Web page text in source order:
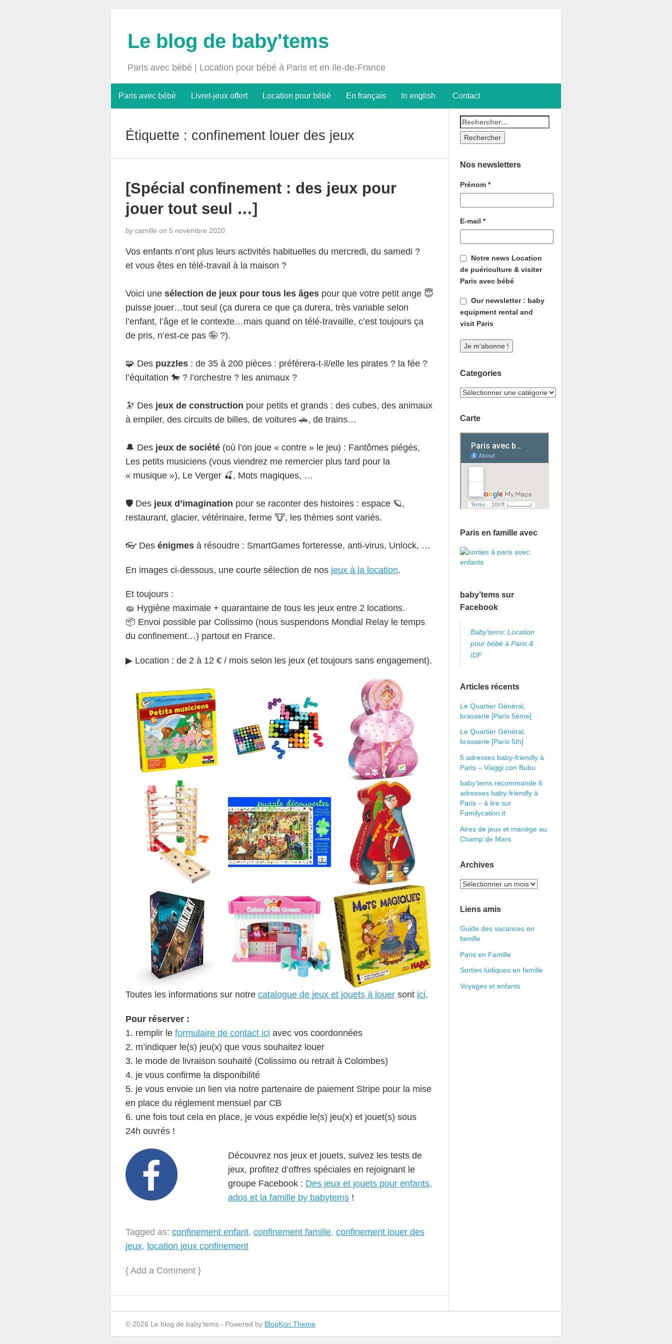
Le blog de baby'tems
Paris avec bébé | Location pour bébé à Paris et en Ile-de-France
Paris avec bébé Livret-jeux offert Location pour bébé En français In english Contact
Étiquette : confinement louer des jeux
[Spécial confinement : des jeux pour
jouer tout seul …]
bycamille on 5 novembre 2020
Vos enfants n’ont plus leurs activités habituelles du mercredi, du samedi ?
et vous êtes en télé-travail à la maison ?
Voici une sélection de jeux pour tous les âgespour que votre petit ange 😇
puisse jouer…tout seul (ça durera ce que ça durera, très variable selon
l’enfant, l’âge et le contexte…mais quand on télé-travaille, c’est toujours ça
de pris, n’est-ce pas 🤪 ?).
🧩 Des puzzles : de 35 à 200 pièces : préférera-t-il/elle les pirates ? la fée ?
l’équitation 🐎 ? l’orchestre ? les animaux ?
🔭 Des jeux de construction pour petits et grands : des cubes, des animaux
à empiler, des circuits de billes, de voitures 🚗, de trains…
🔔 Des jeux de société(où l’on joue « contre » le jeu) : Fantômes piégés,
Les petits musiciens (vous viendrez me remercier plus tard pour la
« musique »), Le Verger 🍒, Mots magiques, …
🛡 Des jeux d’imagination pour se raconter des histoires : espace 🪐,
restaurant, glacier, vétérinaire, ferme 🐮, les thèmes sont variés.
👓 Des énigmes à résoudre : SmartGames forteresse, anti-virus, Unlock, …
En images ci-dessous, une courte sélection de nos jeux à la location.
Et toujours :
🧽 Hygiène maximale + quarantaine de tous les jeux entre 2 locations.
📦 Envoi possible par Colissimo (nous suspendons Mondial Relay le temps
du confinement…) partout en France.
▶ Location : de 2 à 12 € / mois selon les jeux (et toujours sans engagement).
Toutes les informations sur notre catalogue de jeux et jouets à louersont ici.
Pour réserver :
1. remplir le formulaire de contact ici avec vos coordonnées
2. m’indiquer le(s) jeu(x) que vous souhaitez louer
3. le mode de livraison souhaité (Colissimo ou retrait à Colombes)
4. je vous confirme la disponibilité
5. je vous envoie un lien via notre partenaire de paiement Stripe pour la mise
en place du réglement mensuel par CB
6. une fois tout cela en place, je vous expédie le(s) jeu(x) et jouet(s) sous
24h ouvrés !
Découvrez nos jeux et jouets, suivez les tests de
jeux, profitez d’offres spéciales en rejoignant le
groupe Facebook : Des jeux et jouets pour enfants,
ados et la famille by babytems !
Tagged as: confinement enfant, confinement famille, confinement louer des
jeux, location jeux confinement
{ Add a Comment}
Nos newsletters
Prénom*
E-mail*
Notre news Location
de puériculture & visiter
Paris avec bébé
Our newsletter : baby
equipment rental and
visit Paris
Categories
Carte
Paris en famille avec
baby’tems sur
Facebook
Baby'tems: Location
pour bébé à Paris &
IDF
Articles récents
Le Quartier Général,
brasserie [Paris 5ème]
Le Quartier Général,
brasserie [Paris 5th]
5 adresses baby-friendly à
Paris – Viaggi con Bubu
baby’tems recommande 6
adresses baby-friendly à
Paris – à lire sur
Familycation.it
Aires de jeux et manège au
Champ de Mars
Archives
Liens amis
Guide des vacances en
famille
Paris en Famille
Sorties ludiques en famille
Voyages et enfants
© 2026 Le blog de baby'tems - Powered by BlogKori Theme